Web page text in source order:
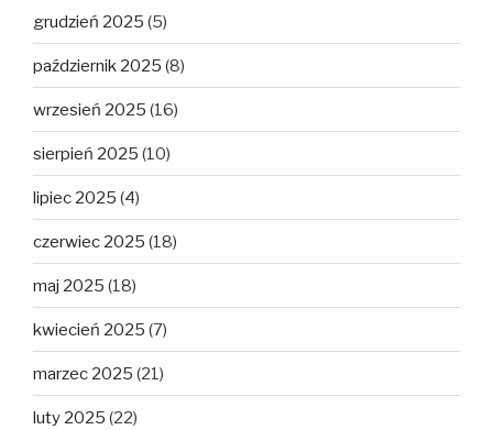
grudzień 2025 (5)
październik 2025 (8)
wrzesień 2025 (16)
sierpień 2025 (10)
lipiec 2025 (4)
czerwiec 2025 (18)
maj 2025 (18)
kwiecień 2025 (7)
marzec 2025 (21)
luty 2025 (22)